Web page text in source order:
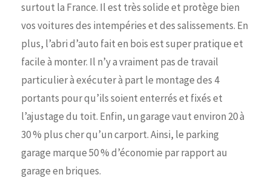
surtout la France. Il est très solide et protège bien
vos voitures des intempéries et des salissements. En
plus, l’abri d’auto fait en bois est super pratique et
facile à monter. Il n’y a vraiment pas de travail
particulier à exécuter à part le montage des 4
portants pour qu’ils soient enterrés et fixés et
l’ajustage du toit. Enfin, un garage vaut environ 20 à
30 % plus cher qu’un carport. Ainsi, le parking
garage marque 50 % d’économie par rapport au
garage en briques.